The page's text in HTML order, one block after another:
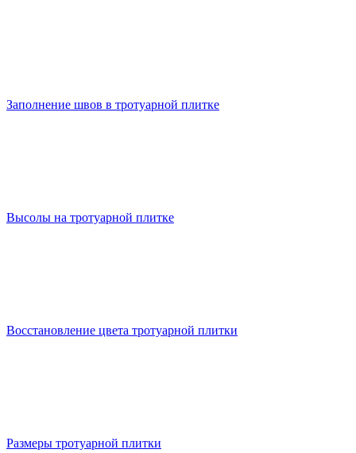
Заполнение швов в тротуарной плитке
Высолы на тротуарной плитке
Восстановление цвета тротуарной плитки
Размеры тротуарной плитки